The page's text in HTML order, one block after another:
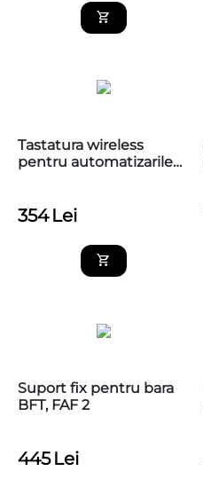
Tastatura wireless
pentru automatizarile
354 Lei
Suport fix pentru bara
BFT, FAF 2
445 Lei